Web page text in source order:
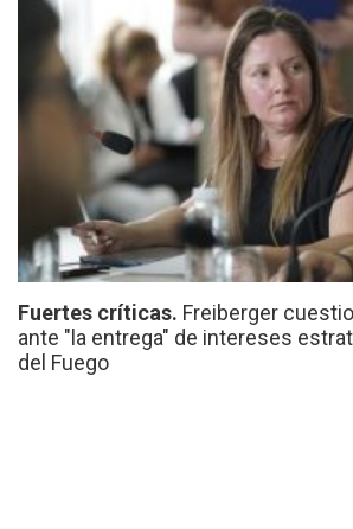
Fuertes críticas. Freiberger
ante "la entrega" de intereses
del Fuego